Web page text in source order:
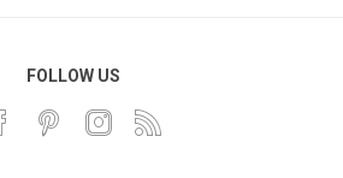
FOLLOW US